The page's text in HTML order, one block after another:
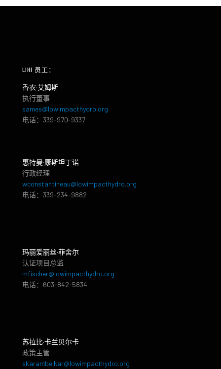
LIHI 员工：
香农·艾姆斯
执行董事
sames@lowimpacthydro.org
电话：339-970-9337
惠特曼·康斯坦丁诺
行政经理
wconstantineau@lowimpacthydro.org
电话：339-234-9882
玛丽爱丽丝·菲舍尔
认证项目总监
mfischer@lowimpacthydro.org
电话：603-842-5834
苏拉比·卡兰贝尔卡
政策主管
skarambelkar@lowimpacthydro.org